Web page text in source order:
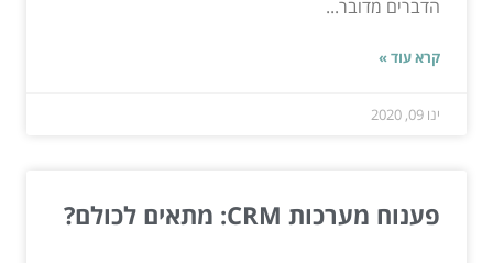
הדברים מדובר...
קרא עוד »
ינו 09, 2020
פענוח מערכות CRM: מתאים לכולם?